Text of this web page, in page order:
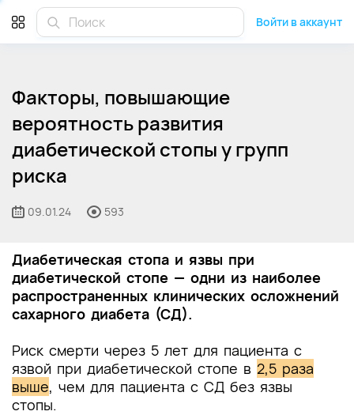
Войти в аккаунт
Факторы, повышающие
вероятность развития
диабетической стопы у групп
риска
09.01.24 593
Диабетическая стопа и язвы при
диабетической стопе — одни из наиболее
распространенных клинических осложнений
сахарного диабета (СД).
Риск смерти через 5 лет для пациента с
язвой при диабетической стопе в 2,5 раза
выше, чем для пациента с СД без язвы
стопы.